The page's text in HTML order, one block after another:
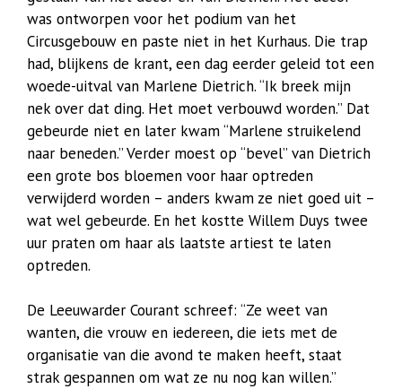
was ontworpen voor het podium van het
Circusgebouw en paste niet in het Kurhaus. Die trap
had, blijkens de krant, een dag eerder geleid tot een
woede-uitval van Marlene Dietrich. “Ik breek mijn
nek over dat ding. Het moet verbouwd worden.” Dat
gebeurde niet en later kwam “Marlene struikelend
naar beneden.” Verder moest op “bevel” van Dietrich
een grote bos bloemen voor haar optreden
verwijderd worden – anders kwam ze niet goed uit –
wat wel gebeurde. En het kostte Willem Duys twee
uur praten om haar als laatste artiest te laten
optreden.
De Leeuwarder Courant schreef: “Ze weet van
wanten, die vrouw en iedereen, die iets met de
organisatie van die avond te maken heeft, staat
strak gespannen om wat ze nu nog kan willen.”